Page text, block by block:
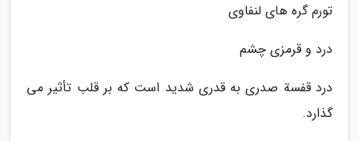
تورم گره های لنفاوی
درد و قرمزی چشم
درد قفسة صدری به قدری شدید است که بر قلب تأثیر می
گذارد.